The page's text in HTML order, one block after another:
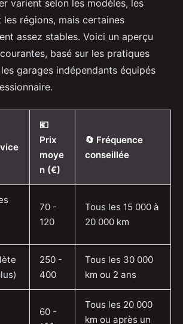
varient selon les modèles, les
régions, mais certaines
assez stables. Voici un aperçu
basé sur les pratiques
garages indépendants équipés
💶
Prix
moye
n (€)
🔄 Fréquence
conseillée
70 -
120
Tous les 15 000 à
20 000 km
250 -
400
Tous les 30 000
km ou 2 ans
60 -
Tous les 20 000
km ou après un